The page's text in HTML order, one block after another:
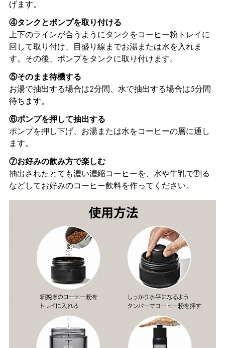
げます。
④タンクとポンプを取り付ける
上下のラインが合うようにタンクをコーヒー粉トレイに
回して取り付け、目盛り線までお湯または水を入れま
す。その後、ポンプをタンクに取り付けます。
⑤そのまま待機する
お湯で抽出する場合は2分間、水で抽出する場合は5分間
待ちます。
⑥ポンプを押して抽出する
ポンプを押し下げ、お湯または水をコーヒーの層に通し
ます。
⑦お好みの飲み方で楽しむ
抽出されたとても濃い濃縮コーヒーを、水や牛乳で割る
などしてお好みのコーヒー飲料を作ってください。